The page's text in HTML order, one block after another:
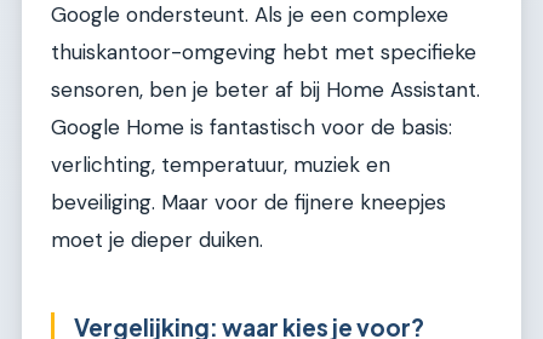
Google ondersteunt. Als je een complexe
thuiskantoor-omgeving hebt met specifieke
sensoren, ben je beter af bij Home Assistant.
Google Home is fantastisch voor de basis:
verlichting, temperatuur, muziek en
beveiliging. Maar voor de fijnere kneepjes
moet je dieper duiken.
Vergelijking: waar kies je voor?